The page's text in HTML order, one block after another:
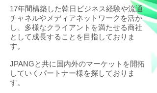
17年間構築した韓日ビジネス経験や流通
チャネルやメディアネットワークを活か
し、多様なクライアントを満たせる商社
として成長することを目指しておりま
す。
JPANGと共に国内外のマーケットを開拓
していくパートナー様を探しておりま
す。